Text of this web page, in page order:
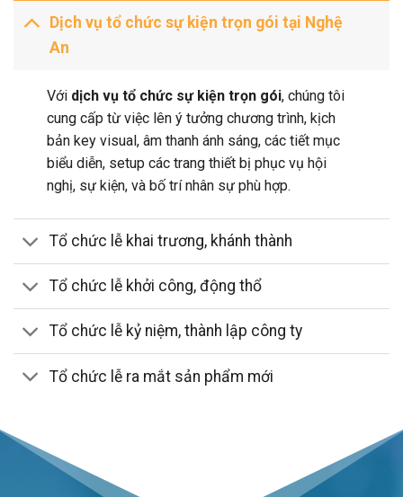
Dịch vụ tổ chức sự kiện trọn gói tại Nghệ
An
Với dịch vụ tổ chức sự kiện trọn gói, chúng tôi
cung cấp từ việc lên ý tưởng chương trình, kịch
bản key visual, âm thanh ánh sáng, các tiết mục
biểu diễn, setup các trang thiết bị phục vụ hội
nghị, sự kiện, và bố trí nhân sự phù hợp.
Tổ chức lễ khai trương, khánh thành
Tổ chức lễ khởi công, động thổ
Tổ chức lễ kỷ niệm, thành lập công ty
Tổ chức lễ ra mắt sản phẩm mới